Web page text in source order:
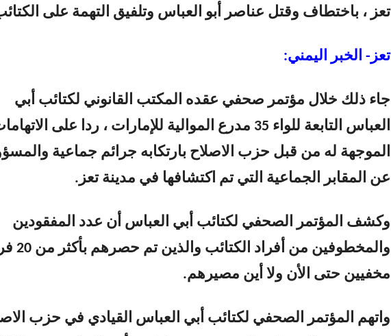
تعز ، باختطاف وقتل عناصر أبو العباس وتلفيق التهمة على
تعز- الخبر اليمني:
جاء ذلك خلال مؤتمر صحفي عقده المكتب القانوني لكتائب أبي
العباس التابعة للواء 35 مدرع الموالية للإمارات ، ردا على
الموجهة له من قبل حزب الاصلاح بارتكابه جرائم جماعية
عن المقابر الجماعية التي تم اكتشافها في مدينة تعز.
وكشف المؤتمر الصحفي لكتائب أبي العباس أن عدد المفقودين
والمخطوفين من أفراد
مخفيين حتى الأن ولا أين مصيرهم.
واتهم المؤتمر الصحفي لكتائب أبي العباس القيادي في حزب